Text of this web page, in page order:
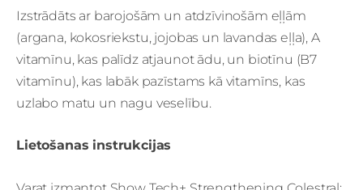
Izstrādāts ar barojošām un atdzīvinošām eļļām
(argana, kokosriekstu, jojobas un lavandas eļļa), A
vitamīnu, kas palīdz atjaunot ādu, un biotīnu (B7
vitamīnu), kas labāk pazīstams kā vitamīns, kas
uzlabo matu un nagu veselību.
Lietošanas instrukcijas